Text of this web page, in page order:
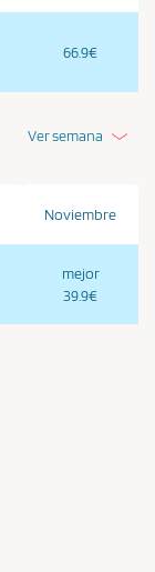
66.9€
Ver semana
Noviembre
mejor
39.9€